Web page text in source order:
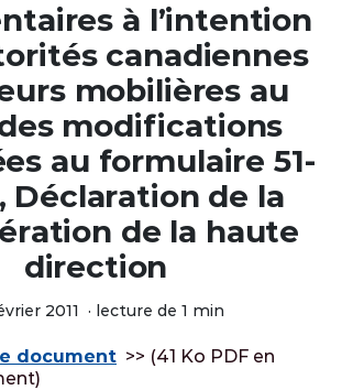
à l’intention
canadiennes
mobilières au
modifications
au formulaire 51-
Déclaration de la
de la haute
direction
2011 · lecture de 1 min
document >> (41 Ko PDF en